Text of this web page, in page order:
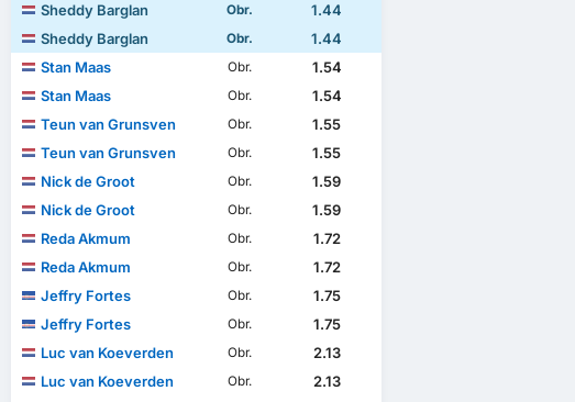
Sheddy Barglan Obr.
1.44
Sheddy Barglan
Obr.
1.44
Stan Maas
Obr.
1.54
Stan Maas
Obr.
1.54
Teun van Grunsven
Obr.
1.55
Teun van Grunsven
Obr.
1.55
Nick de Groot
Obr.
1.59
Nick de Groot
Obr.
1.59
Reda Akmum
Obr.
1.72
Reda Akmum
Obr.
1.72
Jeffry Fortes
Obr.
1.75
Jeffry Fortes
Obr.
1.75
Luc van Koeverden
Obr.
2.13
Luc van Koeverden
Obr. 2.13